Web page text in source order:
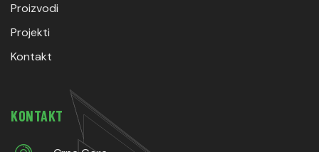
Proizvodi
Projekti
Kontakt
KONTAKT